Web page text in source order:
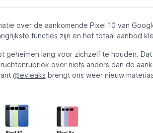
over de aankomende Pixel 10 van
functies zijn en het totaal aanbod
lang voor zichzelf te houden. Dat
over niets anders dan de
@evleaks brengt ons weer nieuw